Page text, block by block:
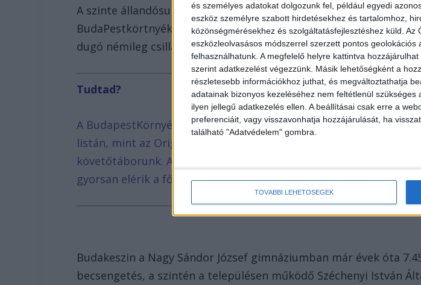
és személyes adatokat dolgozunk fel, például egyedi
eszköz személyre szabott hirdetésekhez és tartalomhoz,
közönségmérésekhez és szolgáltatásfejlesztéshez küld. Az
eszközleolvasásos módszerrel szerzett pontos
felhasználhatunk. A megfelelő helyre kattintva
szerint adatkezelést végezzünk. Másik lehetőségként a
részletesebb információkhoz juthat, és megváltoztathatja
adatainak bizonyos kezeléséhez nem feltétlenül
ilyen jellegű adatkezelés ellen. A beállításai csak erre a
preferenciáit, vagy visszavonhatja hozzájárulását, ha
található "Adatvédelem" gombra.
TOVÁBBI LEHETŐSÉGEK
A szinte állandósult budakeszi araszolással már sokszor
BudaPestkörtnyéke.hu agglomerációs hírportálon, legutóbb
dugó némileg csillapodott a környező iskolák nyitásának
Tudtad?
A BudapestKörnyéke.hu hírportált százezrek olvassák. Olyan
listán, mint az Origo, Telex, Index vagy a Blikk. A Facebookon már
követőtáborunk. A hirdetőink tudják, hogy helyben hirdetni a
gyorsan elérik a főváros és az agglomeráció 3 milliós lakosságát.
Budakeszin a Nagy Sándor József gimnáziumban már évek óta
becsengetés, a szintén a településen működő Széchenyi István